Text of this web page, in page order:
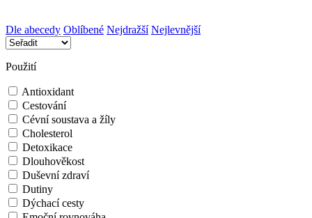
Dle abecedy Oblíbené Nejdražší Nejlevnější
Použití
Antioxidant
Cestování
Cévní soustava a žíly
Cholesterol
Detoxikace
Dlouhověkost
Duševní zdraví
Dutiny
Dýchací cesty